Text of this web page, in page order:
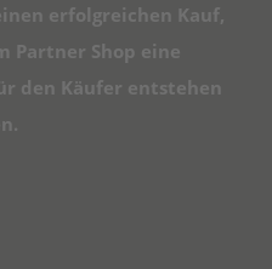
erfolgreichen Kauf,
Partner Shop eine
den Käufer entstehen